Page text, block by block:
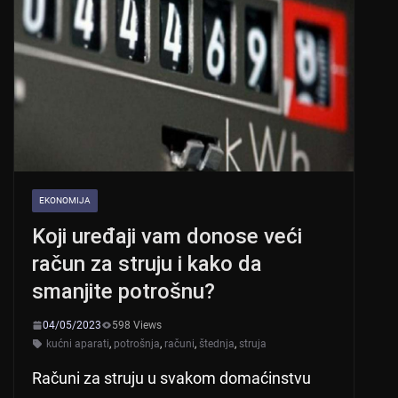
EKONOMIJA
Koji uređaji vam donose veći
račun za struju i kako da
smanjite potrošnu?
04/05/2023
598 Views
kućni aparati, potrošnja, računi, štednja, struja
Računi za struju u svakom domaćinstvu